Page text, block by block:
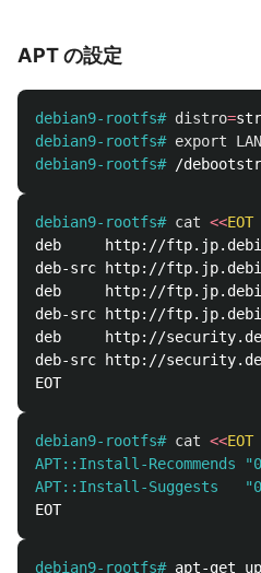
APT の設定
debian9-rootfs# distro=
debian9-rootfs# export
debian9-rootfs#
/
debian9-rootfs# cat <<EOT
deb     http://
deb-src http://
deb     http://
deb-src http://
deb     http://
deb-src http://
debian9-rootfs# cat <<EOT
APT::Install-Recommends
APT::Install-Suggests
debian9-rootfs#